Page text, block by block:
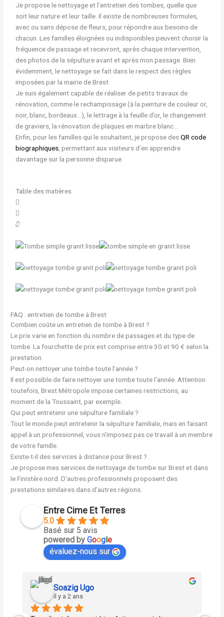
Je propose le nettoyage et l’entretien des tombes, quelle que
soit leur nature et leur taille. Il existe de nombreuses formules,
avec ou sans dépose de fleurs, pour répondre aux besoins de
chacun. Les familles éloignées ou indisponibles peuvent choisir la
fréquence de passage et recevront, après chaque intervention,
des photos de la sépulture avant et après mon passage. Bien
évidemment, le nettoyage se fait dans le respect des règles
imposées par la mairie de Brest.
Je suis également capable de réaliser de petits travaux de
rénovation, comme le rechampissage (à la peinture de couleur or,
noir, blanc, bordeaux…), le lettrage à la feuille d’or, le changement
de graviers, la rénovation de plaques en marbre blanc…
Enfin, pour les familles qui le souhaitent, je propose desQR code
biographiques, permettant aux visiteurs d’en apprendre
davantage sur la personne disparue.
Table des matières
FAQ : entretien de tombe à Brest
Combien coûte un entretien de tombe à Brest ?
Le prix varie en fonction du nombre de passages et du type de
tombe. La fourchette de prix est comprise entre 30 et 90 € selon la
prestation.
Peut-on nettoyer une tombe toute l’année ?
Il est possible de faire nettoyer une tombe toute l’année. Attention
toutefois, Brest Métropole impose certaines restrictions, au
moment de la Toussaint, par exemple.
Qui peut entretenir une sépulture familiale ?
Tout le monde peut entretenir la sépulture familiale, mais en faisant
appel à un professionnel, vous n'imposez pas ce travail à un membre
de votre famille.
Existe-t-il des services à distance pour Brest ?
Je propose mes services de nettoyage de tombe sur Brest et dans
le Finistère nord. D’autres professionnels proposent des
prestations similaires dans d’autres régions.
Entre Cime Et Terres
5.0
Basé sur 5 avis
powered byGoog le
évaluez-nous sur
Soazig Ugo
il y a 2 ans